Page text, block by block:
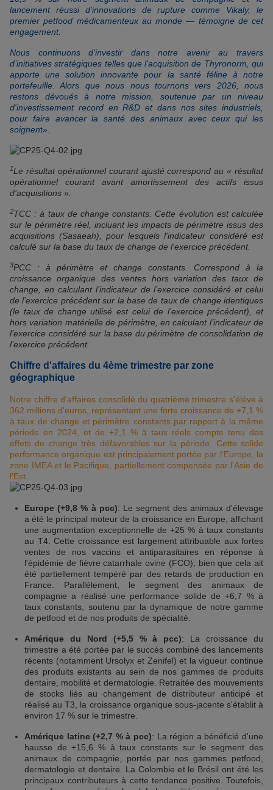
lancement réussi d'innovations de rupture comme Vikaly, le
premier petfood médicamenteux au monde — témoigne de cet
engagement.
Nous continuons d'investir dans notre avenir au travers
d’initiatives stratégiques telles que l'acquisition de Thyronorm, qui
apporte une solution innovante pour la santé féline à notre
portefeuille. Alors que nous nous tournons vers 2026, nous
restons dévoués à notre mission, soutenue par un niveau
d'investissement record en R&D et dans nos sites industriels,
pour faire avancer la santé des animaux avec ceux qui les
soignent».
1Le résultat opérationnel courant ajusté correspond au « résultat
opérationnel courant avant amortissement des actifs issus
d’acquisitions ».
2TCC : à taux de change constants. Cette évolution est calculée
sur le périmètre réel, incluant les impacts de périmètre issus des
acquisitions (Sasaeah), pour lesquels l'indicateur considéré est
calculé sur la base du taux de change de l'exercice précédent.
3PCC : à périmètre et change constants. Correspond à la
croissance organique des ventes hors variation des taux de
change, en calculant l’indicateur de l’exercice considéré et celui
de l’exercice précédent sur la base de taux de change identiques
(le taux de change utilisé est celui de l’exercice précédent), et
hors variation matérielle de périmètre, en calculant l’indicateur de
l’exercice considéré sur la base du périmètre de consolidation de
l’exercice précédent.
Chiffre d'affaires du 4ème trimestre par zone
géographique
Notre chiffre d'affaires consolidé du quatrième trimestre s'élève à
362 millions d'euros, représentant une forte croissance de +7,1 %
à taux de change et périmètre constants par rapport à la même
période en 2024, et de +2,1 % à taux réels compte tenu des
effets de change très défavorables sur la période. Cette solide
performance organique est principalement portée par l'Europe, la
zone IMEA et le Pacifique, partiellement compensée par l'Asie de
l'Est.
Europe (+9,8 % à pcc): Le segment des animaux d'élevage
a été le principal moteur de la croissance en Europe, affichant
une augmentation exceptionnelle de +25 % à taux constants
au T4. Cette croissance est largement attribuable aux fortes
ventes de nos vaccins et antiparasitaires en réponse à
l'épidémie de fièvre catarrhale ovine (FCO), bien que cela ait
été partiellement tempéré par des retards de production en
France. Parallèlement, le segment des animaux de
compagnie a réalisé une performance solide de +6,7 % à
taux constants, soutenu par la dynamique de notre gamme
de petfood et de nos produits de spécialité.
Amérique du Nord (+5,5 % à pcc): La croissance du
trimestre a été portée par le succès combiné des lancements
récents (notamment Ursolyx et Zenifel) et la vigueur continue
des produits existants au sein de nos gammes de produits
dentaire, mobilité et dermatologie. Retraitée des mouvements
de stocks liés au changement de distributeur anticipé et
réalisé au T3, la croissance organique sous-jacente s'établit à
environ 17 % sur le trimestre.
Amérique latine (+2,7 % à pcc): La région a bénéficié d'une
hausse de +15,6 % à taux constants sur le segment des
animaux de compagnie, portée par nos gammes petfood,
dermatologie et dentaire. La Colombie et le Brésil ont été les
principaux contributeurs à cette tendance positive. Toutefois,